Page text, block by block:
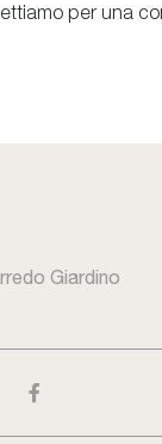
per una
Giardino